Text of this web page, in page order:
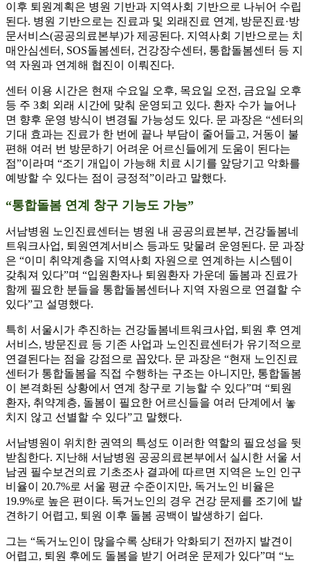
이후 퇴원계획은 병원 기반과 지역사회 기반으로 나뉘어 수립
된다. 병원 기반으로는 진료과 및 외래진료 연계, 방문진료·방
문서비스(공공의료본부)가 제공된다. 지역사회 기반으로는 치
매안심센터, SOS돌봄센터, 건강장수센터, 통합돌봄센터 등 지
역 자원과 연계해 협진이 이뤄진다.
센터 이용 시간은 현재 수요일 오후, 목요일 오전, 금요일 오후
등 주 3회 외래 시간에 맞춰 운영되고 있다. 환자 수가 늘어나
면 향후 운영 방식이 변경될 가능성도 있다. 문 과장은 “센터의
기대 효과는 진료가 한 번에 끝나 부담이 줄어들고, 거동이 불
편해 여러 번 방문하기 어려운 어르신들에게 도움이 된다는
점”이라며 “조기 개입이 가능해 치료 시기를 앞당기고 악화를
예방할 수 있다는 점이 긍정적”이라고 말했다.
“통합돌봄 연계 창구 기능도 가능”
서남병원 노인진료센터는 병원 내 공공의료본부, 건강돌봄네
트워크사업, 퇴원연계서비스 등과도 맞물려 운영된다. 문 과장
은 “이미 취약계층을 지역사회 자원으로 연계하는 시스템이
갖춰져 있다”며 “입원환자나 퇴원환자 가운데 돌봄과 진료가
함께 필요한 분들을 통합돌봄센터나 지역 자원으로 연결할 수
있다”고 설명했다.
특히 서울시가 추진하는 건강돌봄네트워크사업, 퇴원 후 연계
서비스, 방문진료 등 기존 사업과 노인진료센터가 유기적으로
연결된다는 점을 강점으로 꼽았다. 문 과장은 “현재 노인진료
센터가 통합돌봄을 직접 수행하는 구조는 아니지만, 통합돌봄
이 본격화된 상황에서 연계 창구로 기능할 수 있다”며 “퇴원
환자, 취약계층, 돌봄이 필요한 어르신들을 여러 단계에서 놓
치지 않고 선별할 수 있다”고 말했다.
서남병원이 위치한 권역의 특성도 이러한 역할의 필요성을 뒷
받침한다. 지난해 서남병원 공공의료본부에서 실시한 서울 서
남권 필수보건의료 기초조사 결과에 따르면 지역은 노인 인구
비율이 20.7%로 서울 평균 수준이지만, 독거노인 비율은
19.9%로 높은 편이다. 독거노인의 경우 건강 문제를 조기에 발
견하기 어렵고, 퇴원 이후 돌봄 공백이 발생하기 쉽다.
그는 “독거노인이 많을수록 상태가 악화되기 전까지 발견이
어렵고, 퇴원 후에도 돌봄을 받기 어려운 문제가 있다”며 “노